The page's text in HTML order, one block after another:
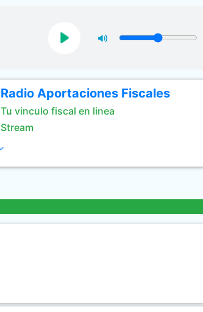
Radio Aportaciones Fiscales
Tu vinculo fiscal en linea
Stream